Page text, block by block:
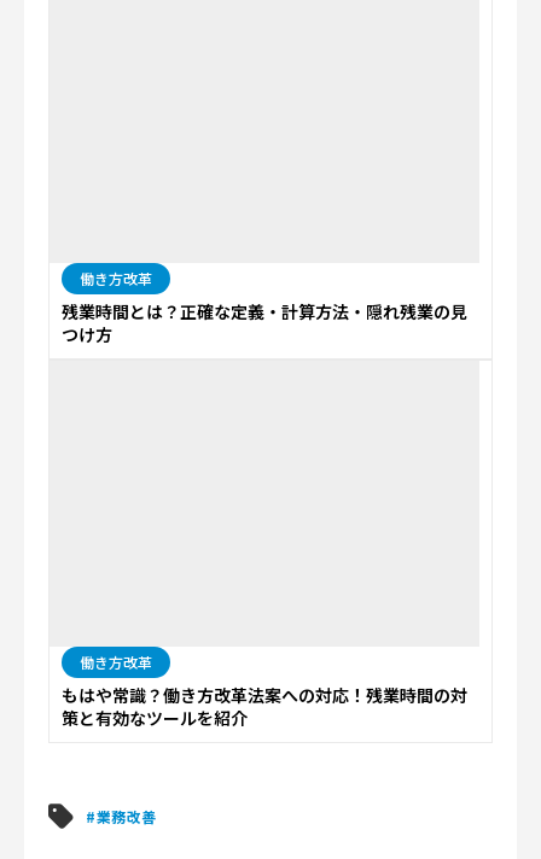
働き方改革
残業時間とは？正確な定義・計算方法・隠れ残業の見
つけ方
働き方改革
もはや常識？働き方改革法案への対応！残業時間の対
策と有効なツールを紹介
#業務改善